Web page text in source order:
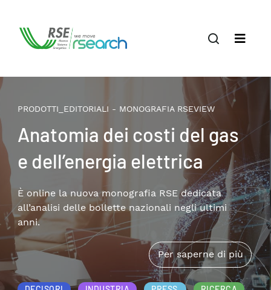
PRODOTTI_EDITORIALI - MONOGRAFIA RSEVIEW
Anatomia dei costi del gas
e dell’energia elettrica
È online la nuova monografia RSE dedicata
all’analisi delle bollette nazionali negli ultimi
anni.
Per saperne di più